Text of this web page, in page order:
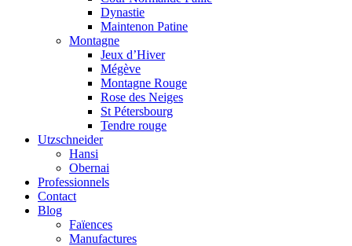
Dynastie
Maintenon Patine
Montagne
Jeux d’Hiver
Mégève
Montagne Rouge
Rose des Neiges
St Pétersbourg
Tendre rouge
Utzschneider
Hansi
Obernai
Professionnels
Contact
Blog
Faïences
Manufactures